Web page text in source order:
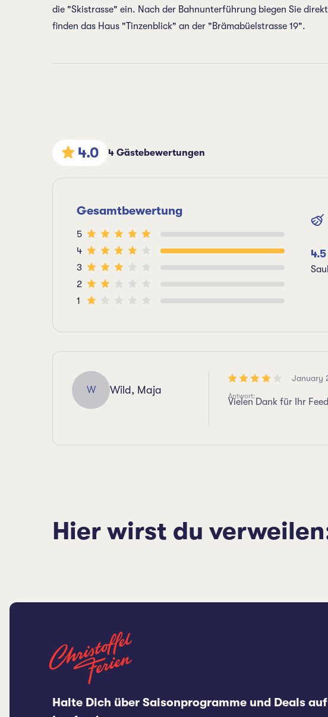
die "Skistrasse" ein. Nach der Bahnunterführung biegen Sie
finden das Haus "Tinzenblick" an der "Brämabüelstrasse 19".
4.0 4 Gästebewertungen
Gesamtbewertung
5
4
3
2
1
4.5
W Wild, Maja
January
Antwort:
Vielen Dank für Ihr
Hier wirst du
Halte Dich über Saisonprogramme und Deals